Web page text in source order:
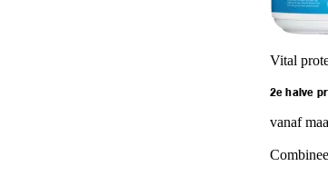
Vital
2e halve
vanaf